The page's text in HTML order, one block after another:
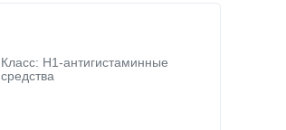
Класс: H1-антигистаминные
средства